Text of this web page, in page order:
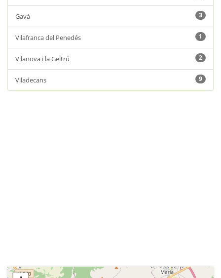
Gavà 3
Vilafranca del Penedés 1
Vilanova i la Geltrú 2
Viladecans 9